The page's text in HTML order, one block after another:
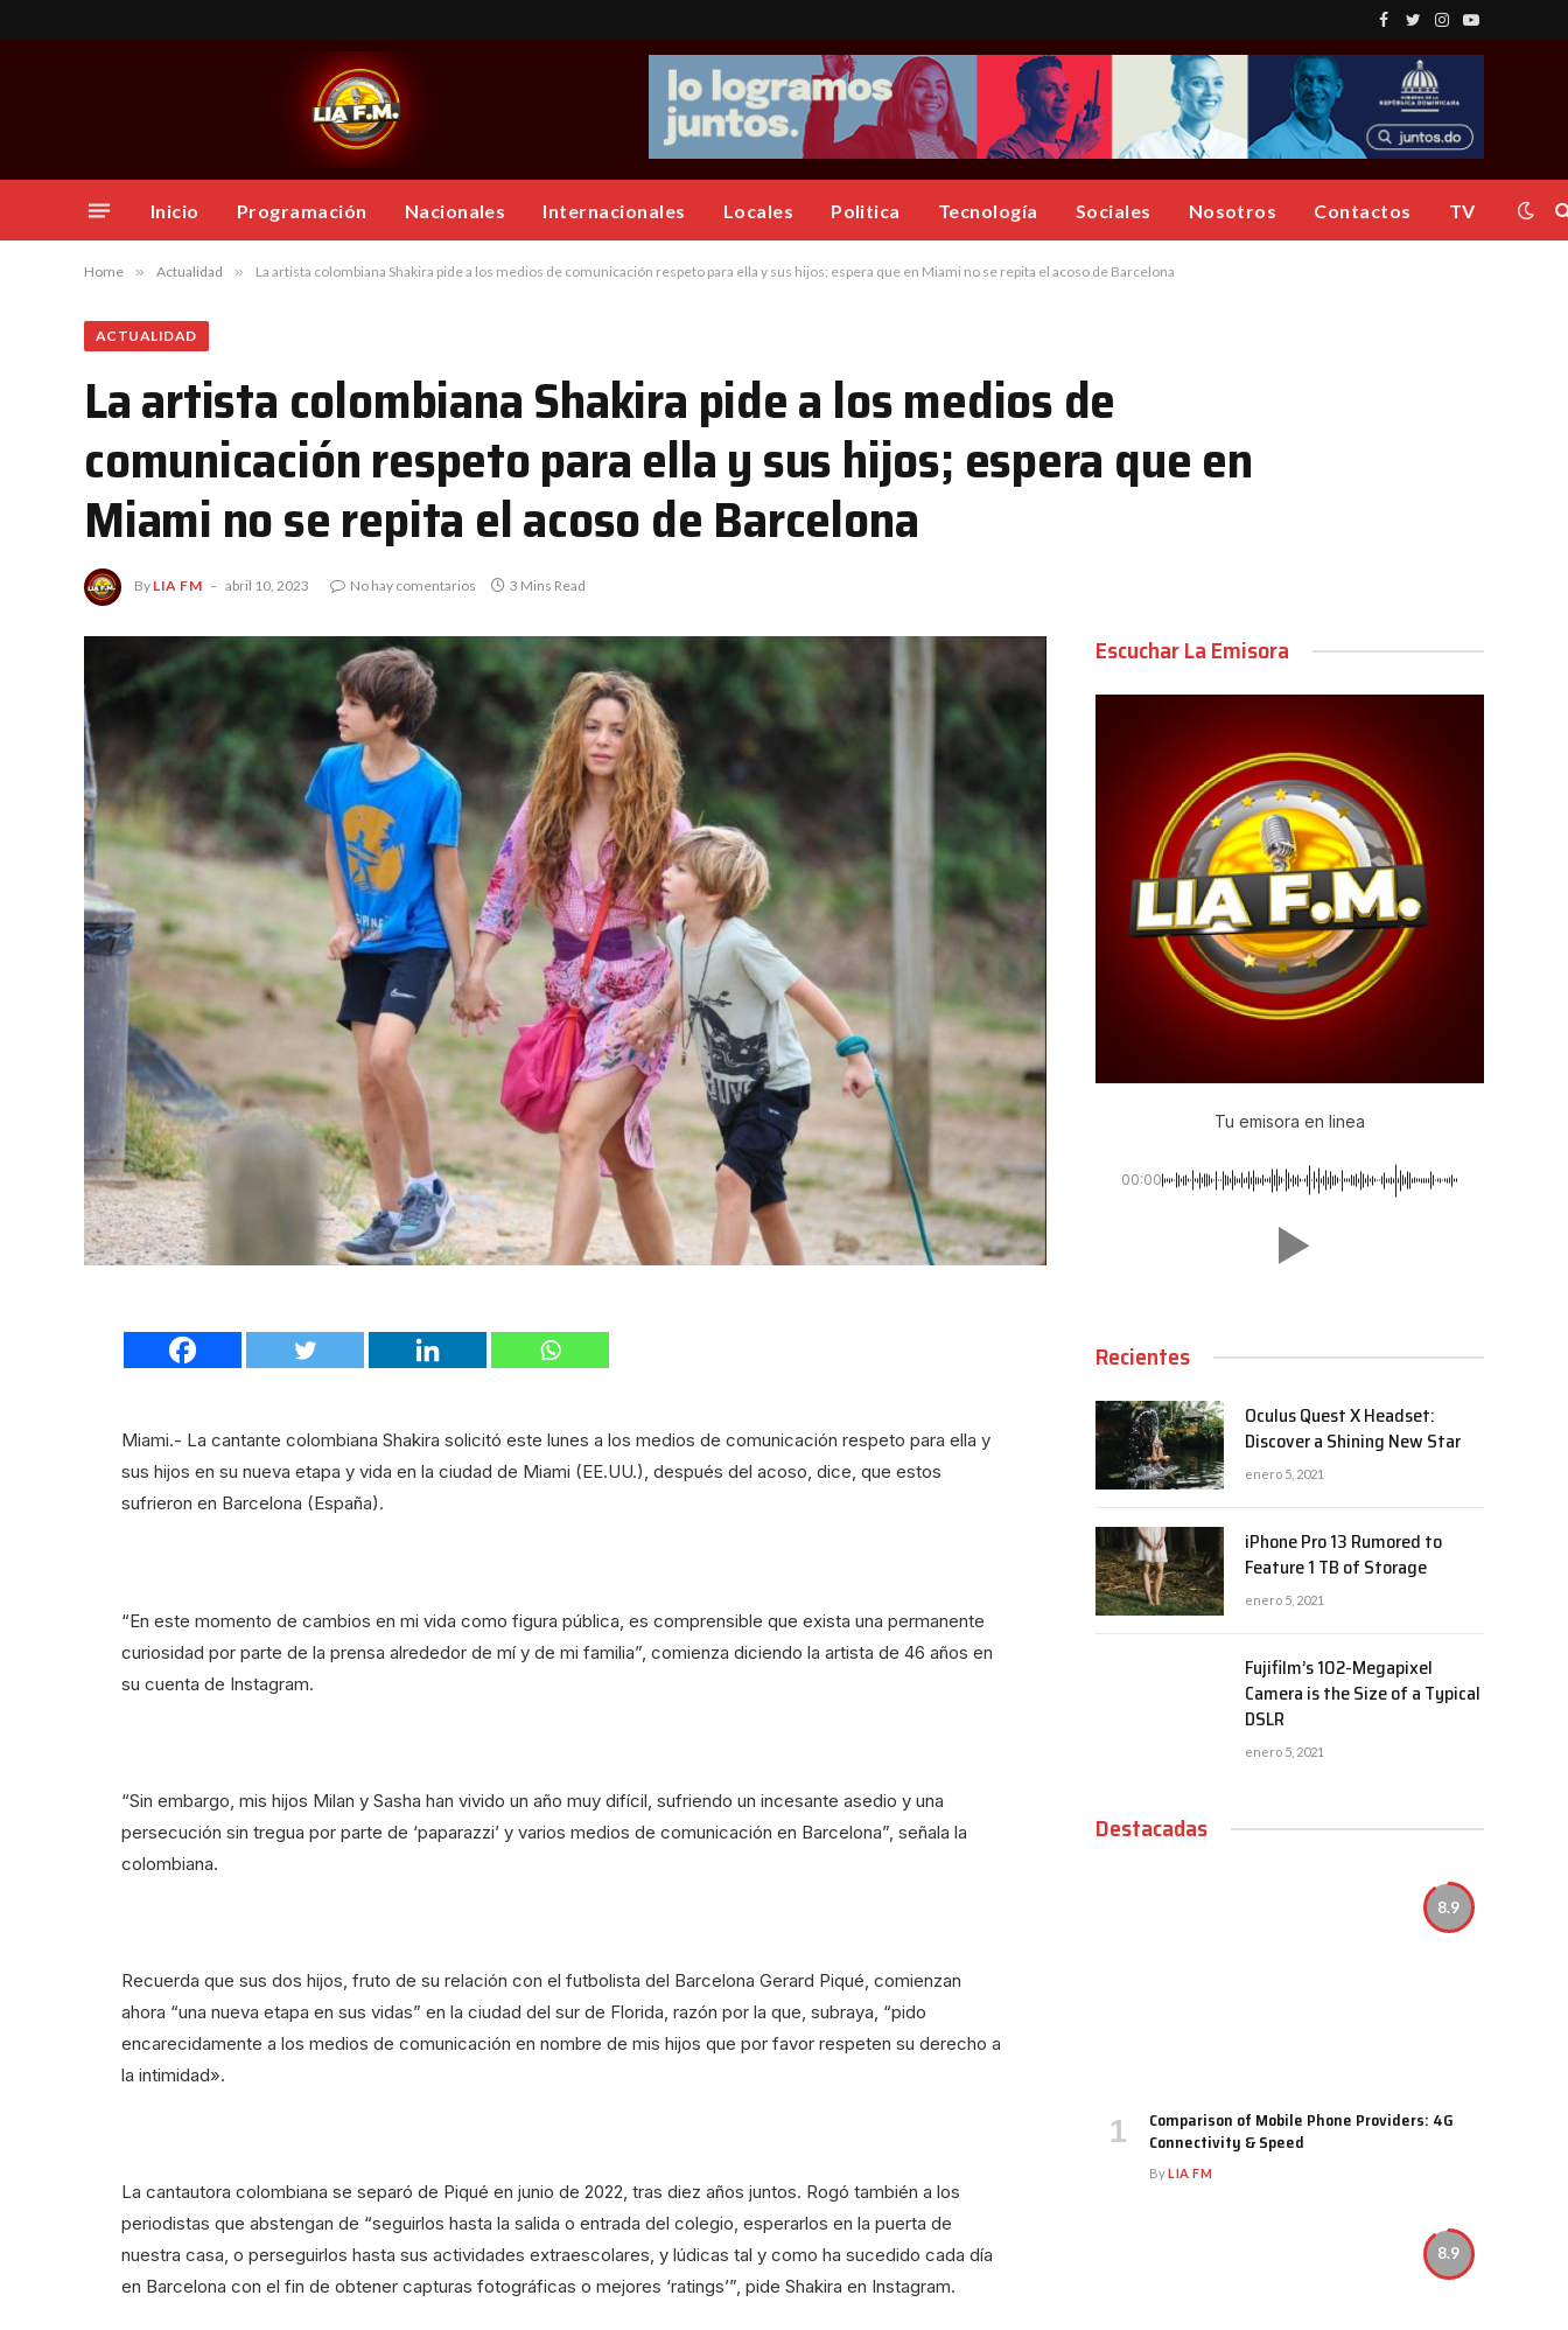
Facebook
TwitterInstagram
YouTube
Inicio Programación Nacionales Internacionales Locales Politica Tecnología Sociales Nosotros Contactos TV
Home » Actualidad » La artista colombiana Shakira pide a los medios de comunicación respeto para ella y sus hijos; espera que en Miami no se repita el acoso de Barcelona
ACTUALIDAD
La artista colombiana Shakira pide a los medios de
comunicación respeto para ella y sus hijos; espera que en
Miami no se repita el acoso de Barcelona
By LIA FM abril 10, 2023 No hay comentarios 3 Mins Read
Miami.- La cantante colombiana Shakira solicitó este lunes a los medios de comunicación respeto para ella y
sus hijos en su nueva etapa y vida en la ciudad de Miami (EE.UU.), después del acoso, dice, que estos
sufrieron en Barcelona (España).
“En este momento de cambios en mi vida como figura pública, es comprensible que exista una permanente
curiosidad por parte de la prensa alrededor de mí y de mi familia”, comienza diciendo la artista de 46 años en
su cuenta de Instagram.
“Sin embargo, mis hijos Milan y Sasha han vivido un año muy difícil, sufriendo un incesante asedio y una
persecución sin tregua por parte de ‘paparazzi’ y varios medios de comunicación en Barcelona”, señala la
colombiana.
Recuerda que sus dos hijos, fruto de su relación con el futbolista del Barcelona Gerard Piqué, comienzan
ahora “una nueva etapa en sus vidas” en la ciudad del sur de Florida, razón por la que, subraya, “pido
encarecidamente a los medios de comunicación en nombre de mis hijos que por favor respeten su derecho a
la intimidad».
La cantautora colombiana se separó de Piqué en junio de 2022, tras diez años juntos. Rogó también a los
periodistas que abstengan de “seguirlos hasta la salida o entrada del colegio, esperarlos en la puerta de
nuestra casa, o perseguirlos hasta sus actividades extraescolares, y lúdicas tal y como ha sucedido cada día
en Barcelona con el fin de obtener capturas fotográficas o mejores ‘ratings’”, pide Shakira en Instagram.
Escuchar La Emisora
Tu emisora en linea
00:00
Recientes
Oculus Quest X Headset:
Discover a Shining New Star
enero 5, 2021
iPhone Pro 13 Rumored to
Feature 1 TB of Storage
enero 5, 2021
Fujifilm’s 102-Megapixel
Camera is the Size of a Typical
DSLR
enero 5, 2021
Destacadas
8.9
Comparison of Mobile Phone Providers: 4G
Connectivity & Speed
ByLIA FM
8.9